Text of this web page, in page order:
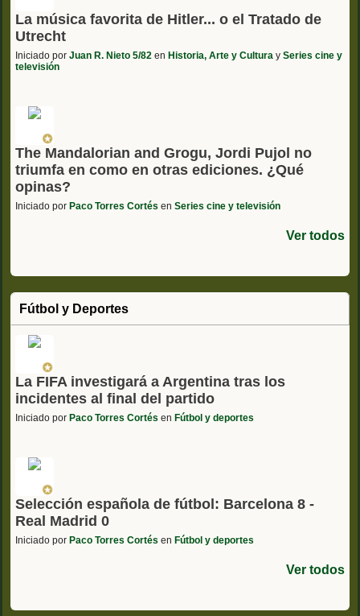
La música favorita de Hitler... o el Tratado de
Utrecht
Iniciado por Juan R. Nieto 5/82 en Historia, Arte y Cultura y Series cine y
televisión
The Mandalorian and Grogu, Jordi Pujol no
triumfa en como en otras ediciones. ¿Qué
opinas?
Iniciado por Paco Torres Cortés en Series cine y televisión
Ver todos
Fútbol y Deportes
La FIFA investigará a Argentina tras los
incidentes al final del partido
Iniciado por Paco Torres Cortés en Fútbol y deportes
Selección española de fútbol: Barcelona 8 -
Real Madrid 0
Iniciado por Paco Torres Cortés en Fútbol y deportes
Ver todos